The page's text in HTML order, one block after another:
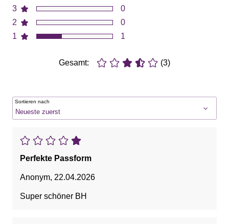
3
2
1
0
0
1
Gesamt: (3)
Sortieren nach
Perfekte Passform
Anonym, 22.04.2026
Super schöner BH